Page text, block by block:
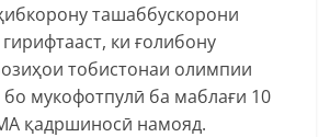
ташаббускорони
ки ғолибону
тобистонаи олимпии
мукофотпулӣ ба маблағи 10
қадршиносӣ намояд.